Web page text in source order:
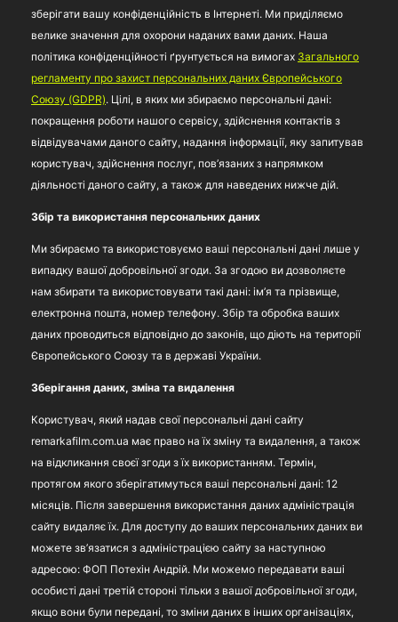
зберігати вашу конфіденційність в Інтернеті. Ми приділяємо
велике значення для охорони наданих вами даних. Наша
політика конфіденційності ґрунтується на вимогах Загального
регламенту про захист персональних даних Європейського
Союзу (GDPR). Цілі, в яких ми збираємо персональні дані:
покращення роботи нашого сервісу, здійснення контактів з
відвідувачами даного сайту, надання інформації, яку запитував
користувач, здійснення послуг, пов’язаних з напрямком
діяльності даного сайту, а також для наведених нижче дій.
Збір та використання персональних даних
Ми збираємо та використовуємо ваші персональні дані лише у
випадку вашої добровільної згоди. За згодою ви дозволяєте
нам збирати та використовувати такі дані: ім’я та прізвище,
електронна пошта, номер телефону. Збір та обробка ваших
даних проводиться відповідно до законів, що діють на території
Європейського Союзу та в державі України.
Зберігання даних, зміна та видалення
Користувач, який надав свої персональні дані сайту
remarkafilm.com.ua має право на їх зміну та видалення, а також
на відкликання своєї згоди з їх використанням. Термін,
протягом якого зберігатимуться ваші персональні дані: 12
місяців. Після завершення використання даних адміністрація
сайту видаляє їх. Для доступу до ваших персональних даних ви
можете зв’язатися з адміністрацією сайту за наступною
адресою: ФОП Потехін Андрій. Ми можемо передавати ваші
особисті дані третій стороні тільки з вашої добровільної згоди,
якщо вони були передані, то зміни даних в інших організаціях,